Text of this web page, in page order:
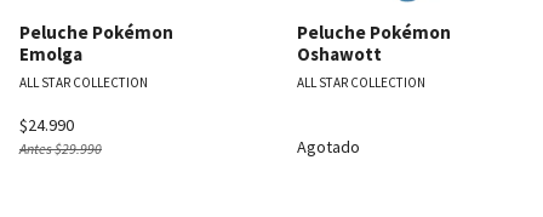
Peluche Pokémon
Emolga
ALL STAR COLLECTION
$24.990
Antes$29.990
Peluche Pokémon
Oshawott
ALL STAR COLLECTION
Agotado